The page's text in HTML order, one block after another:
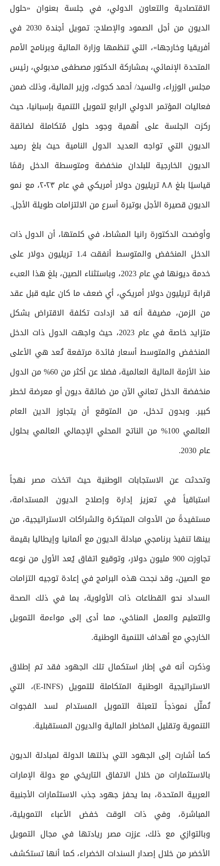
الاقتصادية والتعاون الدولي، في جلسة بعنوان «حلول
الديون من أجل الصمود والإصلاح: تمويل أجندة 2030 في
أفريقيا وخارجها»، التي تنظمها وزارة المالية وبرنامج الأمم
المتحدة الإنمائي، بمشاركة الدكتور مصطفى مدبولي، رئيس
مجلس الوزراء، والسيد/ أحمد كجوك، وزير المالية، وذلك ضمن
فعاليات المؤتمر الدولي الرابع لتمويل التنمية بإسبانيا، حيث
ركزت الجلسة على أهمية وجود حلول مُتكاملة لضائقة
الديون التي تواجه العديد الدول النامية حيث بلغ رصيد
الديون الخارجية للبلدان منخفضة ومتوسطة الدخل رقمًا
قياسيًا بلغ ٨.٨ تريليون دولار أمريكي في عام ٢٠٢٣، مع نمو
الديون قصيرة الأجل بوتيرة أسرع من الالتزامات طويلة الأجل.
وأوضحت الدكتورة رانيا المشاط، في كلمتها، أن الدول ذات
الدخل المنخفض والمتوسط أنفقت 1.4 تريليون دولار على
خدمة ديونها في عام 2023، وباستثناء الصين، بلغ هذا العبء
قرابة تريليون دولار أمريكي، أي ضعف ما كان عليه قبل عقد
من الزمن، مضيفة أنه قد ازدادت تكلفة الاقتراض بشكل
متزايد خاصة في عام 2023، حيث واجهت الدول ذات الدخل
المنخفض والمتوسط أسعار فائدة مرتفعة تُعد هي الأعلى
منذ الأزمة المالية العالمية، فضلا عن أكثر من 60% من الدول
منخفضة الدخل تعاني الآن من ضائقة ديون أو معرضة لخطر
كبير. وبدون تدخل، من المتوقع أن يتجاوز الدين العام
العالمي 100% من الناتج المحلي الإجمالي العالمي بحلول
عام 2030.
وتحدثت عن الاستجابات الوطنية حيث اتخذت مصر نهجاً
استباقياً في تعزيز إدارة وإصلاح الديون المستدامة،
مستفيدةً من الأدوات المبتكرة والشراكات الاستراتيجية، من
بينها تنفيذ برنامجي مبادلة الديون مع ألمانيا وإيطاليا بقيمة
تجاوزت 900 مليون دولار، وتوقيع اتفاق يُعد الأول من نوعه
مع الصين، وقد نجحت هذه البرامج في إعادة توجيه التزامات
السداد نحو القطاعات ذات الأولوية، بما في ذلك الصحة
والتعليم والعمل المناخي، مما أدى إلى مواءمة التمويل
الخارجي مع أهداف التنمية الوطنية.
وذكرت أنه في إطار استكمال تلك الجهود فقد تم إطلاق
الاستراتيجية الوطنية المتكاملة للتمويل (E-INFS)، التي
تُمثّل نموذجاً لتعبئة التمويل المستدام لسد الفجوات
التنموية وتقليل المخاطر المالية والديون المستقبلية.
كما أشارت إلى الجهود التي بذلتها الدولة لمبادلة الديون
بالاستثمارات من خلال الاتفاق التاريخي مع دولة الإمارات
العربية المتحدة، بما يحفز جهود جذب الاستثمارات الأجنبية
المباشرة، وفي ذات الوقت خفض الأعباء التمويلية،
وبالتوازي مع ذلك، عززت مصر ريادتها في مجال التمويل
الأخضر من خلال إصدار السندات الخضراء، كما أنها تستكشف